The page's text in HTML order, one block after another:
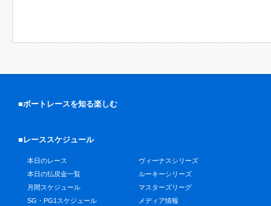
■ボートレースを知る楽しむ
■レーススケジュール
本日のレース
本日の払戻金一覧
月間スケジュール
SG・PG1スケジュール
ヴィーナスシリーズ
ルーキーシリーズ
マスターズリーグ
メディア情報